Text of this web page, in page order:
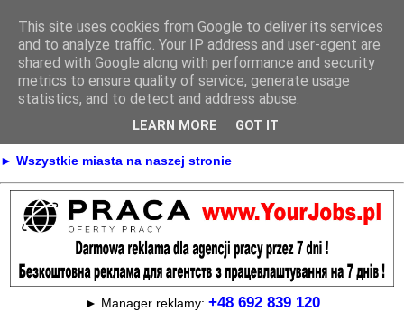
Praca
► KONTAKT ► REKLAMA
► Praca Oferty pracy na terenie całej Polski
► Wszystkie miasta na naszej stronie
► Manager reklamy: +48 692 839 120
This site uses cookies from Google to deliver its services
and to analyze traffic. Your IP address and user-agent are
shared with Google along with performance and security
metrics to ensure quality of service, generate usage
statistics, and to detect and address abuse.
LEARN MORE GOT IT